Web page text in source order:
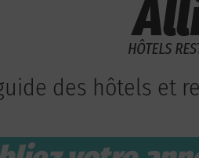
des hôtels et